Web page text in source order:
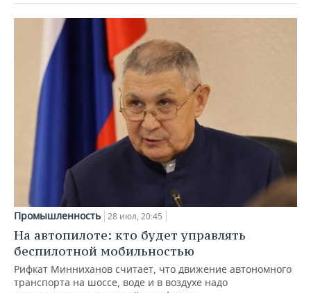
Промышленность 28 июл, 20:45
На автопилоте: кто будет управлять
беспилотной мобильностью
Рифкат Минниханов считает, что движение автономного
транспорта на шоссе, воде и в воздухе надо